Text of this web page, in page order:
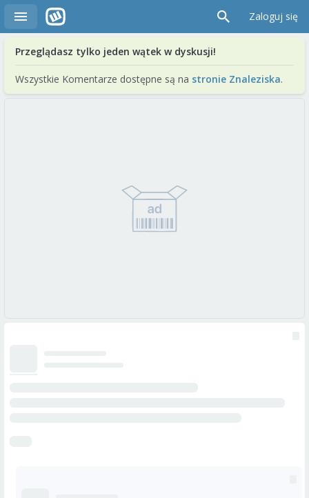
Zaloguj się
Przeglądasz tylko jeden wątek w dyskusji!
Wszystkie Komentarze dostępne są na stronie Znaleziska.